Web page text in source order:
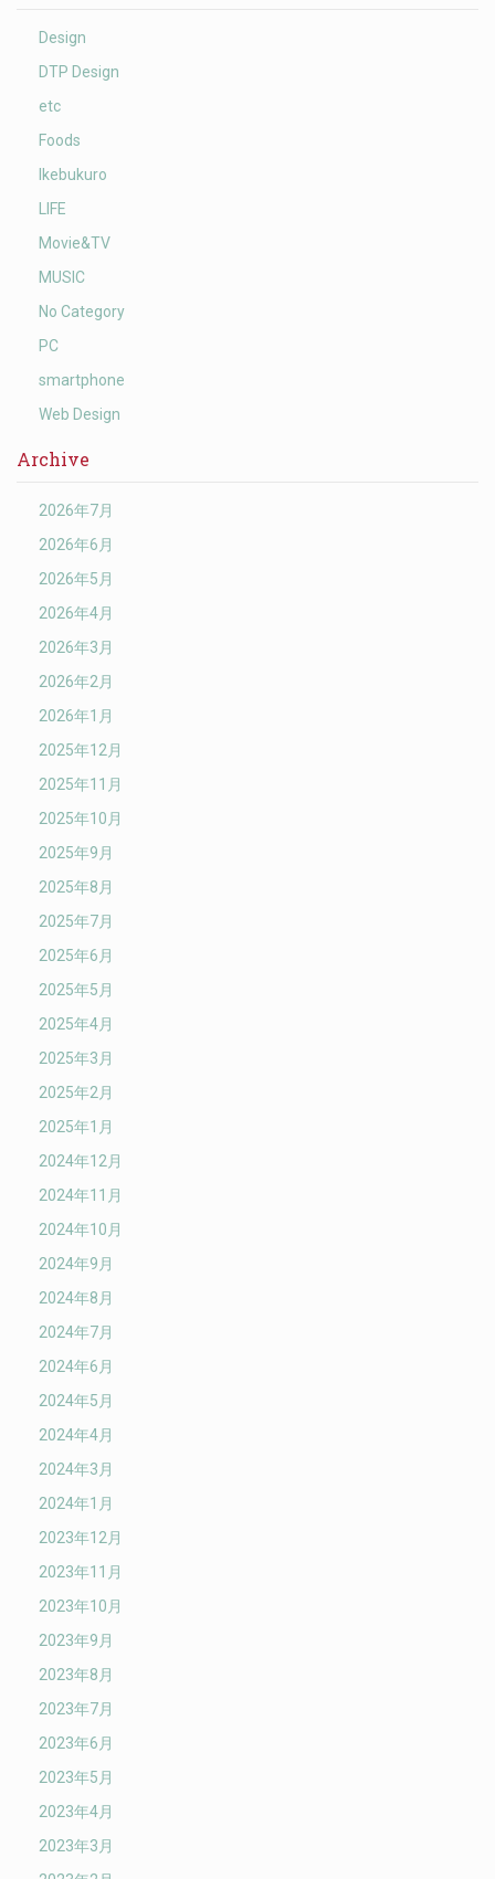
Design
DTP Design
etc
Foods
Ikebukuro
LIFE
Movie&TV
MUSIC
No Category
PC
smartphone
Web Design
Archive
2026年7月
2026年6月
2026年5月
2026年4月
2026年3月
2026年2月
2026年1月
2025年12月
2025年11月
2025年10月
2025年9月
2025年8月
2025年7月
2025年6月
2025年5月
2025年4月
2025年3月
2025年2月
2025年1月
2024年12月
2024年11月
2024年10月
2024年9月
2024年8月
2024年7月
2024年6月
2024年5月
2024年4月
2024年3月
2024年1月
2023年12月
2023年11月
2023年10月
2023年9月
2023年8月
2023年7月
2023年6月
2023年5月
2023年4月
2023年3月